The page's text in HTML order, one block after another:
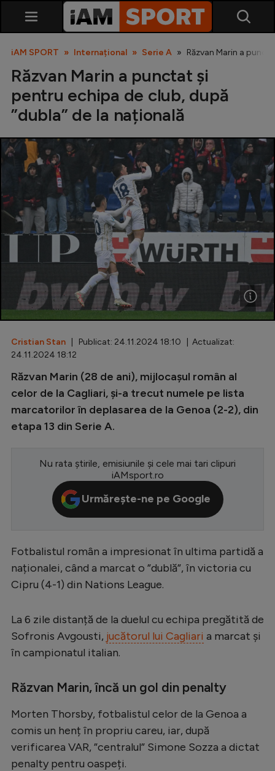
SuperLiga
Liga 2
Cupa României
Echipa Națională
U21
Fotbal feminin
Special
Diverse
Inedit
Champions League
Conference League
CM 2026
Premier League
Serie A
Bundesliga
Campionate
Starurile fotbalului
EURO 2024
Clasamente
iAM SPORT Internațional Serie A Răzvan Marin a
Răzvan Marin a punctat și
pentru echipa de club, după
”dubla” de la națională
Cristian Stan | Publicat: 24.11.2024 18:10 | Actualizat:
24.11.2024 18:12
Răzvan Marin (28 de ani), mijlocașul român al
celor de la Cagliari, și-a trecut numele pe lista
marcatorilor în deplasarea de la Genoa (2-2), din
etapa 13 din Serie A.
Nu rata știrile, emisiunile și cele mai tari clipuri
iAMsport.ro
Urmărește-ne pe Google
Fotbalistul român a impresionat în ultima partidă a
naționalei, când a marcat o ”dublă”, în victoria cu
Cipru (4-1) din Nations League.
La 6 zile distanță de la duelul cu echipa pregătită de
Sofronis Avgousti, jucătorul lui Cagliari a marcat și
în campionatul italian.
Răzvan Marin, încă un gol din penalty
Morten Thorsby, fotbalistul celor de la Genoa a
comis un henț în propriu careu, iar, după
verificarea VAR, ”centralul” Simone Sozza a dictat
penalty pentru oaspeți.